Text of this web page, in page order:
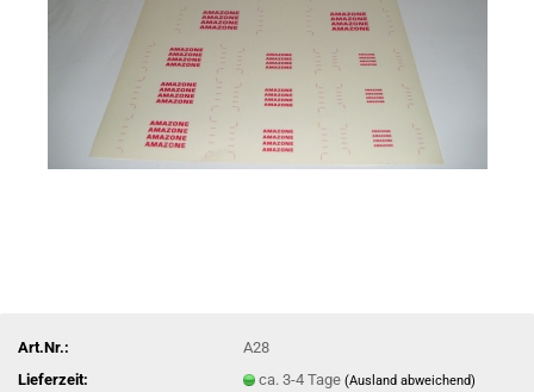
Art.Nr.:
A28
Lieferzeit:
ca. 3-4 Tage(Ausland abweichend)